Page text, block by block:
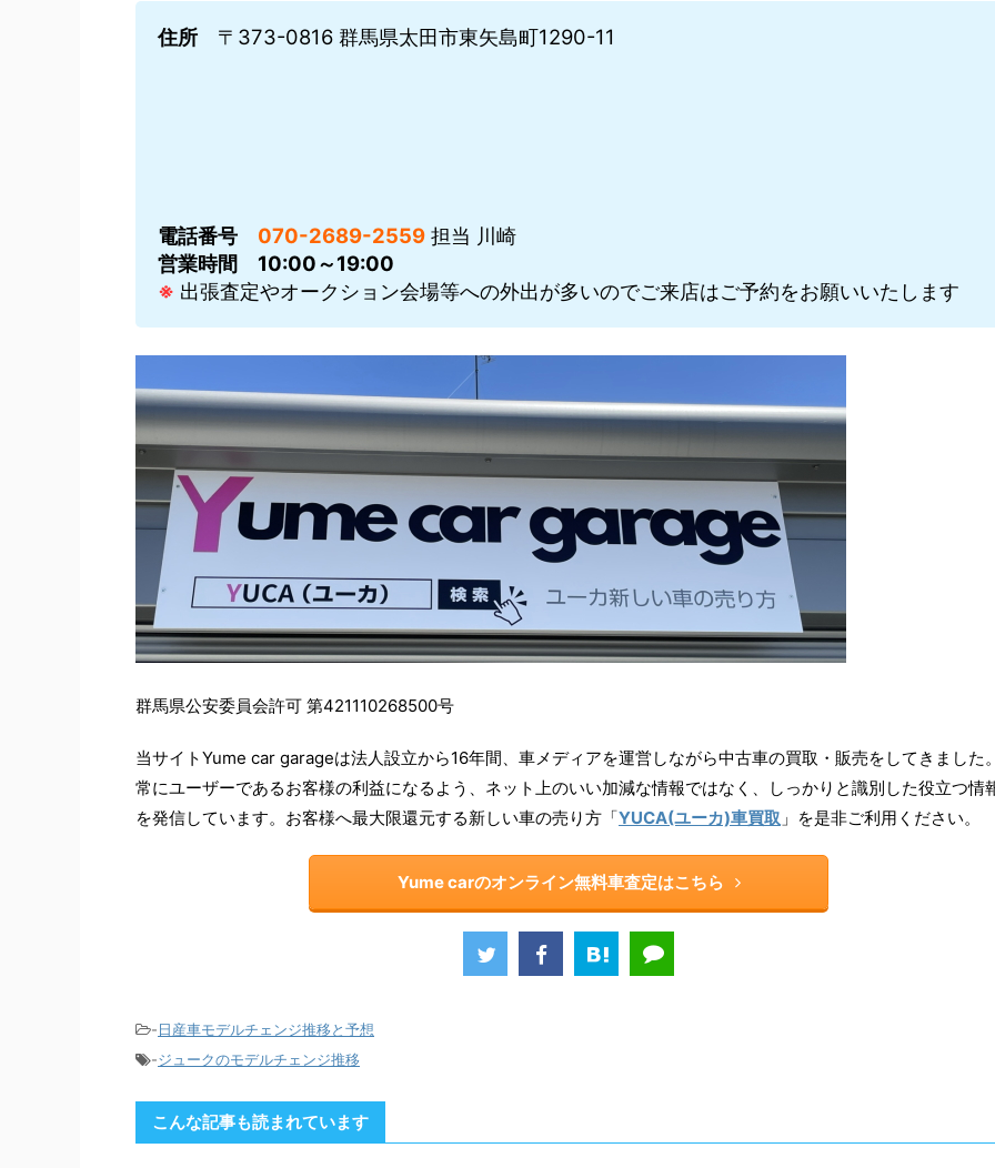
住所 〒373-0816 群馬県太田市東矢島町1290-11
電話番号 070-2689-2559 担当 川崎
営業時間
10:00～19:00
※ 出張査定やオークション会場等への外出が多いのでご来店はご予約をお願いいたします
群馬県公安委員会許可 第421110268500号
当サイトYume car garageは法人設立から16年間、車メディアを運営しながら中古車の買取・販売をしてきました
常にユーザーであるお客様の利益になるよう、ネット上のいい加減な情報ではなく、しっかりと識別した役立つ情
を発信しています。お客様へ最大限還元する新しい車の売り方「YUCA(ユーカ)車買取 」を是非ご利用ください。
Yume carのオンライン無料車査定はこちら
-日産車モデルチェンジ推移と予想
-ジュークのモデルチェンジ推移
こんな記事も読まれています